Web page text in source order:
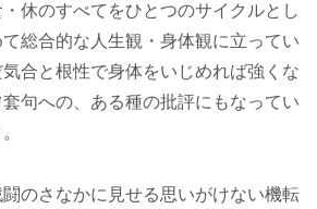
休のすべてをひとつのサイクルとし
総合的な人生観・身体観に立ってい
合と根性で身体をいじめれば強くな
句への、ある種の批評にもなってい
のさなかに見せる思いがけない機転